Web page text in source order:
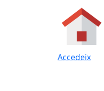
Accedeix